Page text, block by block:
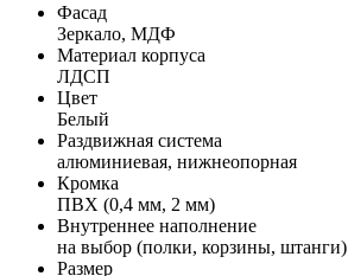
Фасад
Зеркало, МДФ
Материал корпуса
ЛДСП
Цвет
Белый
Раздвижная система
алюминиевая, нижнеопорная
Кромка
ПВХ (0,4 мм, 2 мм)
Внутреннее наполнение
на выбор (полки, корзины, штанги)
Размер